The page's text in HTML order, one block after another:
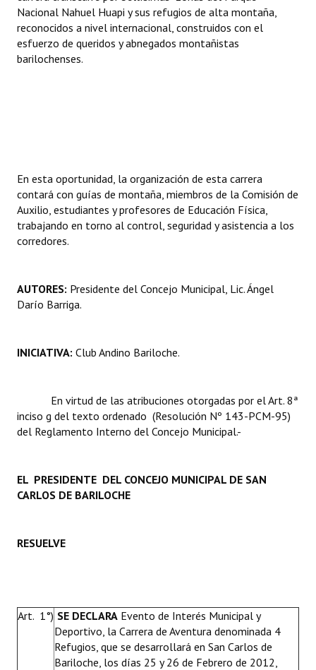
Huéspedes de Honor - Registro
Antiguos Pobladores - Registro
Nacional Nahuel Huapi y sus refugios de alta montaña,
reconocidos a nivel internacional, construidos con el
esfuerzo de queridos y abnegados montañistas
barilochenses.
En esta oportunidad, la organización de esta carrera
contará con guías de montaña, miembros de la Comisión de
Auxilio, estudiantes y profesores de Educación Física,
trabajando en torno al control, seguridad y asistencia a los
corredores.
AUTORES: Presidente del Concejo Municipal, Lic. Ángel
Darío Barriga.
INICIATIVA: Club Andino Bariloche.
En virtud de las atribuciones otorgadas por el Art. 8ª
inciso g del texto ordenado (Resolución Nº 143-PCM-95)
del Reglamento Interno del Concejo Municipal.-
EL PRESIDENTE DEL CONCEJO MUNICIPAL DE SAN
CARLOS DE BARILOCHE
RESUELVE
Art. 1°) SE DECLARA Evento de Interés Municipal y
Deportivo, la Carrera de Aventura denominada 4
Refugios, que se desarrollará en San Carlos de
Bariloche, los días 25 y 26 de Febrero de 2012,